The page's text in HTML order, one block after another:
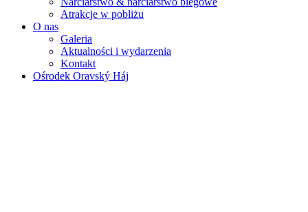
Atrakcje w pobliżu
O nas
Galeria
Aktualności i wydarzenia
Kontakt
Ośrodek Oravský Háj